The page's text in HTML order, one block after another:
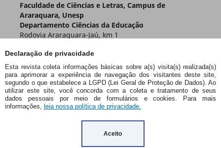
Declaração de privacidade
Esta revista coleta informações básicas sobre a(s) visita(s) realizada(s)
para aprimorar a experiência de navegação dos visitantes deste site,
segundo o que estabelece a LGPD (Lei Geral de Proteção de Dados). Ao
utilizar este site, você concorda com a coleta e tratamento de seus
dados pessoais por meio de formulários e cookies. Para mais
informações, leia nossa política de privacidade.
Aceito
Faculdade de Ciências e Letras, Campus de
Araraquara, Unesp
Departamento Ciências da Educação
Rodovia Araraquara-Jaú, km 1
Araraquara – SP – Brasil